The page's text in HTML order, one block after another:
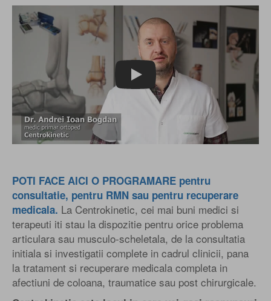
Play
POTI FACE AICI O PROGRAMARE pentru
consultatie, pentru RMN sau pentru recuperare
medicala. La Centrokinetic, cei mai buni medici si
terapeuti iti stau la dispozitie pentru orice problema
articulara sau musculo-scheletala, de la consultatia
initiala si investigatii complete in cadrul clinicii, pana
la tratament si recuperare medicala completa in
afectiuni de coloana, traumatice sau post chirurgicale.